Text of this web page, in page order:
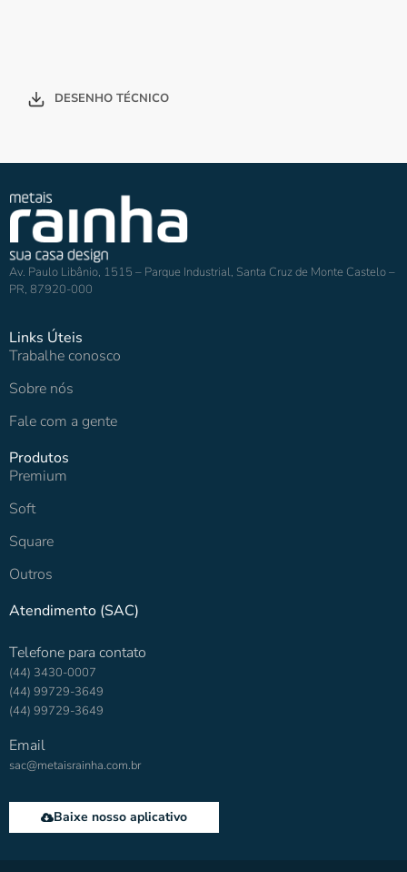
DESENHO TÉCNICO
Av. Paulo Libânio, 1515 – Parque Industrial, Santa Cruz de Monte Castelo –
PR, 87920-000
Links Úteis
Trabalhe conosco
Sobre nós
Fale com a gente
Produtos
Premium
Soft
Square
Outros
Atendimento (SAC)
Telefone para contato
(44) 3430-0007
(44) 99729-3649
(44) 99729-3649
Email
sac@metaisrainha.com.br
Baixe nosso aplicativo